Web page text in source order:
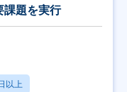
課題を実行
以上